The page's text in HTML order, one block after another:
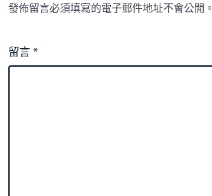
發佈留言必須填寫的電子郵件地址不會公開。
留言*